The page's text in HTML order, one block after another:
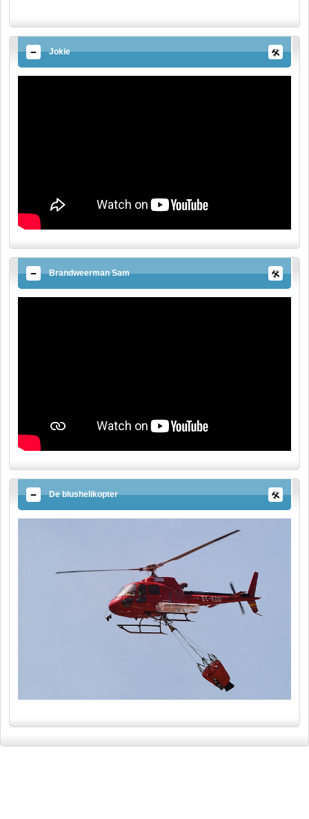
Jokie
Brandweerman Sam
De blushelikopter